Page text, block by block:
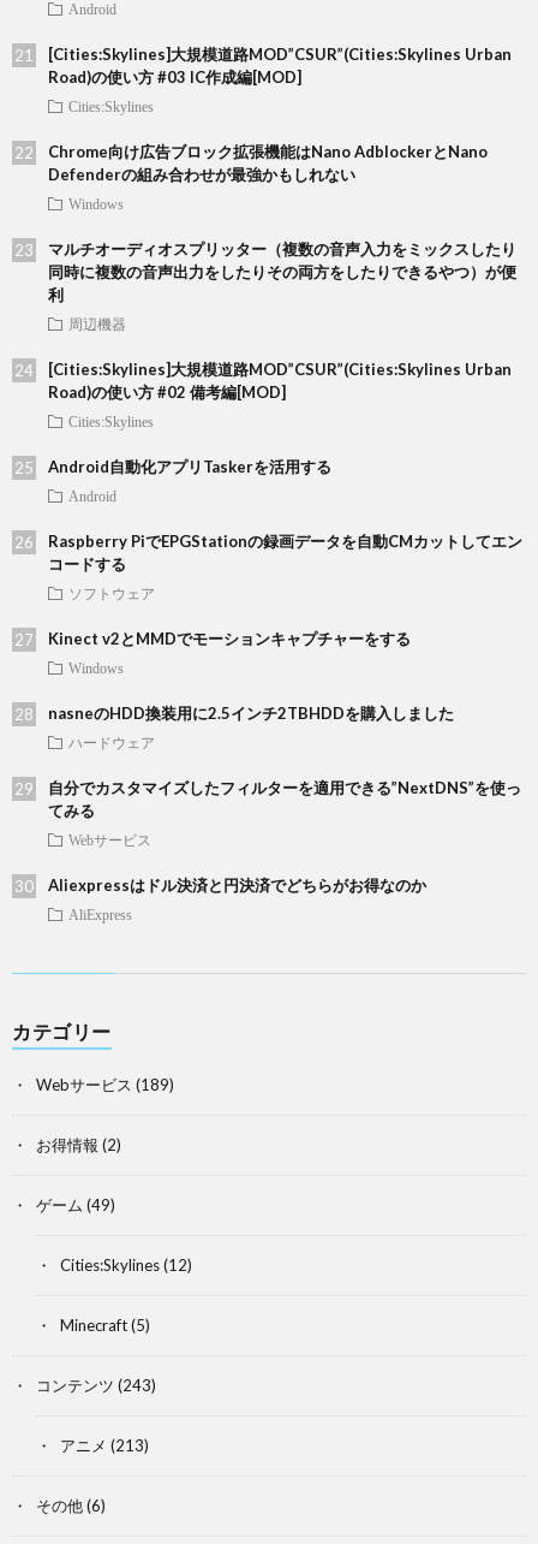
Android
[Cities:Skylines]大規模道路MOD”CSUR”(Cities:Skylines Urban
Road)の使い方 #03 IC作成編[MOD]
Cities:Skylines
Chrome向け広告ブロック拡張機能はNano AdblockerとNano
Defenderの組み合わせが最強かもしれない
Windows
マルチオーディオスプリッター（複数の音声入力をミックスしたり
同時に複数の音声出力をしたりその両方をしたりできるやつ）が便
利
周辺機器
[Cities:Skylines]大規模道路MOD”CSUR”(Cities:Skylines Urban
Road)の使い方 #02 備考編[MOD]
Cities:Skylines
Android自動化アプリTaskerを活用する
Android
Raspberry PiでEPGStationの録画データを自動CMカットしてエン
コードする
ソフトウェア
Kinect v2とMMDでモーションキャプチャーをする
Windows
nasneのHDD換装用に2.5インチ2TBHDDを購入しました
ハードウェア
自分でカスタマイズしたフィルターを適用できる”NextDNS”を使っ
てみる
Webサービス
Aliexpressはドル決済と円決済でどちらがお得なのか
AliExpress
カテゴリー
Webサービス (189)
お得情報 (2)
ゲーム (49)
Cities:Skylines(12)
Minecraft(5)
コンテンツ (243)
アニメ (213)
その他(6)